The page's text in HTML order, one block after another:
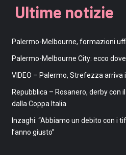
Ultime notizie
Palermo-Melbourne, formazioni
Palermo-Melbourne City: ecco
VIDEO – Palermo, Strefezza arriva
Repubblica – Rosanero, derby con
dalla Coppa Italia
Inzaghi: “Abbiamo un debito con i
l’anno giusto”